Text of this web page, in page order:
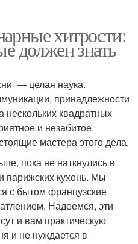
хитрости:
должен знать
— целая наука.
принадлежности
нескольких квадратных
и незабитое
мастера этого дела.
пока не наткнулись в
парижских кухонь. Мы
с бытом французские
Надеемся, эти
и вам практическую
и не нуждается в